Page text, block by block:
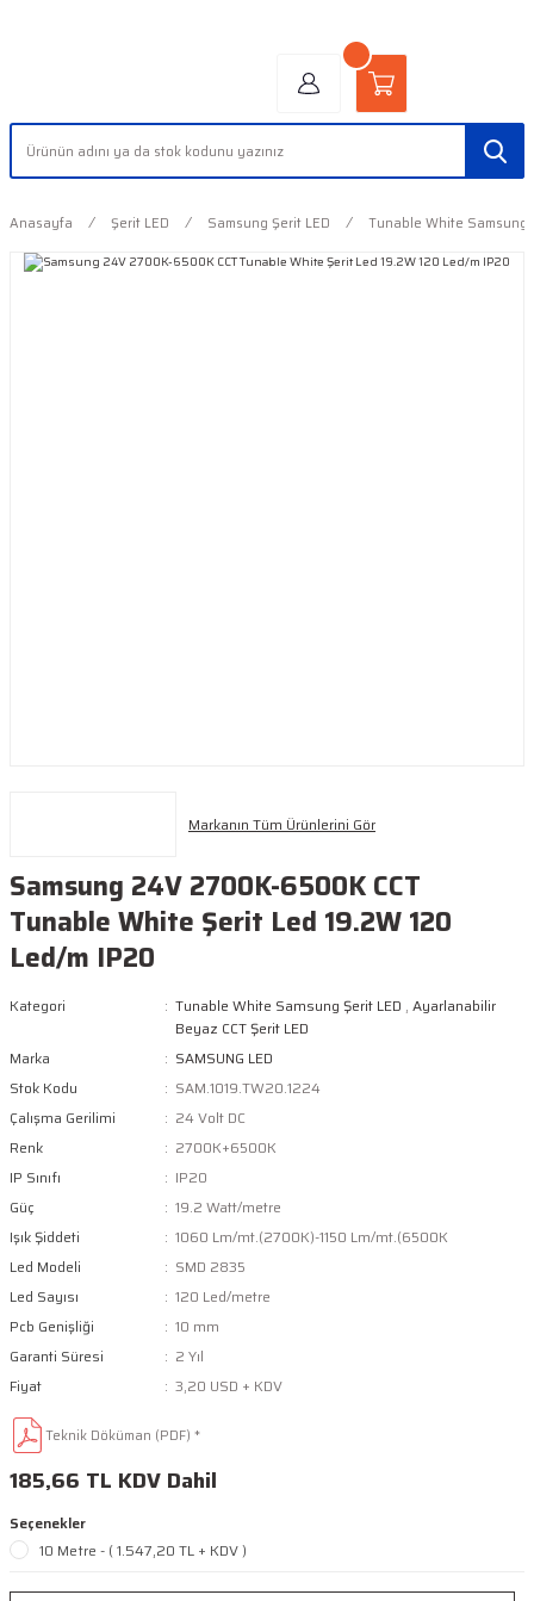
Anasayfa Şerit LED Samsung Şerit LED Tunable White Samsung
Markanın Tüm Ürünlerini Gör
Samsung 24V 2700K-6500K CCT
Tunable White Şerit Led 19.2W 120
Led/m IP20
Kategori Tunable White Samsung Şerit LED , Ayarlanabilir
Beyaz CCT Şerit LED
Marka
SAMSUNG LED
Stok Kodu
SAM.1019.TW20.1224
Çalışma Gerilimi
24 Volt DC
Renk
2700K+6500K
IP Sınıfı
IP20
Güç
19.2 Watt/metre
Işık Şiddeti
1060 Lm/mt.(2700K)-1150 Lm/mt.(6500K
Led Modeli
SMD 2835
Led Sayısı
120 Led/metre
Pcb Genişliği
10 mm
Garanti Süresi
2 Yıl
Fiyat
3,20 USD + KDV
Teknik Döküman (PDF) *
185,66 TL KDV Dahil
Seçenekler
10 Metre - ( 1.547,20 TL + KDV )